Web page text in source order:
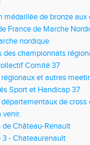
médaillée de bronze
France de Marche
nordique
des championnats
Comité 37
et autres
Sport et Handicap 37
de cross
en salle
venir.
de Château-Renault
3 - Chateaurenault